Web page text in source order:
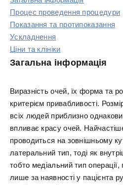
Процес проведення процедури
Показання та протипоказання
Ускладнення
Ціни та клініки
Загальна інформація
Виразність очей, їх форма та
критерієм привабливості.
всіх людей приблизно
впливає красу очей.
проводиться на зовнішньому
латеральний тип, тоді як
тобто медіальний тип
лише за наявності у пацієнта